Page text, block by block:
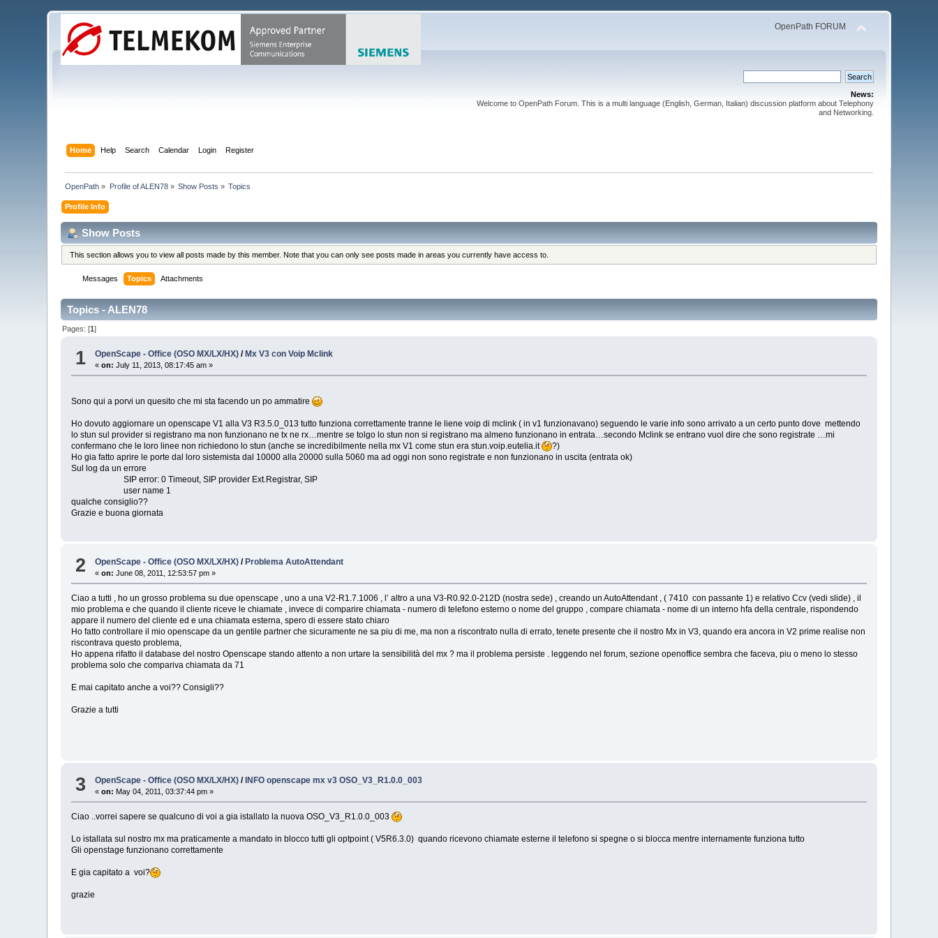
OpenPath FORUM
News:
Welcome to OpenPath Forum. This is a multi language (English, German, Italian) discussion platform about Telephony
and Networking.
Home Help Search Calendar Login Register
OpenPath » Profile of ALEN78» Show Posts » Topics
Profile Info
Show Posts
This section allows you to view all posts made by this member. Note that you can only see posts made in areas you currently have access to.
Messages Topics Attachments
Topics - ALEN78
Pages: [1]
1 OpenScape - Office (OSO MX/LX/HX) / Mx V3 con Voip Mclink
«on: July 11, 2013, 08:17:45 am »
Sono qui a porvi un quesito che mi sta facendo un po ammatire
Ho dovuto aggiornare un openscape V1 alla V3 R3.5.0_013 tutto funziona correttamente tranne le liene voip di mclink ( in v1 funzionavano) seguendo le varie info sono arrivato a un certo punto dove mettendo
lo stun sul provider si registrano ma non funzionano ne tx ne rx…mentre se tolgo lo stun non si registrano ma almeno funzionano in entrata…secondo Mclink se entrano vuol dire che sono registrate …mi
confermano che le loro linee non richiedono lo stun (anche se incredibilmente nella mx V1 come stun era stun.voip.eutelia.it
?)
Ho gia fatto aprire le porte dal loro sistemista dal 10000 alla 20000 sulla 5060 ma ad oggi non sono registrate e non funzionano in uscita (entrata ok)
Sul log da un errore
SIP error: 0 Timeout, SIP provider Ext.Registrar, SIP
user name 1
qualche consiglio??
Grazie e buona giornata
2 OpenScape - Office (OSO MX/LX/HX) /Problema AutoAttendant
«on: June 08, 2011, 12:53:57 pm »
Ciao a tutti , ho un grosso problema su due openscape , uno a una V2-R1.7.1006 , l’ altro a una V3-R0.92.0-212D (nostra sede) , creando un AutoAttendant , ( 7410 con passante 1) e relativo Ccv (vedi slide) , il
mio problema e che quando il cliente riceve le chiamate , invece di comparire chiamata - numero di telefono esterno o nome del gruppo , compare chiamata - nome di un interno hfa della centrale, rispondendo
appare il numero del cliente ed e una chiamata esterna, spero di essere stato chiaro
Ho fatto controllare il mio openscape da un gentile partner che sicuramente ne sa piu di me, ma non a riscontrato nulla di errato, tenete presente che il nostro Mx in V3, quando era ancora in V2 prime realise non
riscontrava questo problema,
Ho appena rifatto il database del nostro Openscape stando attento a non urtare la sensibilità del mx ? ma il problema persiste . leggendo nel forum, sezione openoffice sembra che faceva, piu o meno lo stesso
problema solo che compariva chiamata da 71
E mai capitato anche a voi?? Consigli??
Grazie a tutti
3 OpenScape - Office (OSO MX/LX/HX) / INFO openscape mx v3 OSO_V3_R1.0.0_003
«on: May 04, 2011, 03:37:44 pm »
Ciao ..vorrei sapere se qualcuno di voi a gia istallato la nuova OSO_V3_R1.0.0_003
Lo istallata sul nostro mx ma praticamente a mandato in blocco tutti gli optpoint ( V5R6.3.0) quando ricevono chiamate esterne il telefono si spegne o si blocca mentre internamente funziona tutto
Gli openstage funzionano correttamente
E gia capitato a voi?
grazie